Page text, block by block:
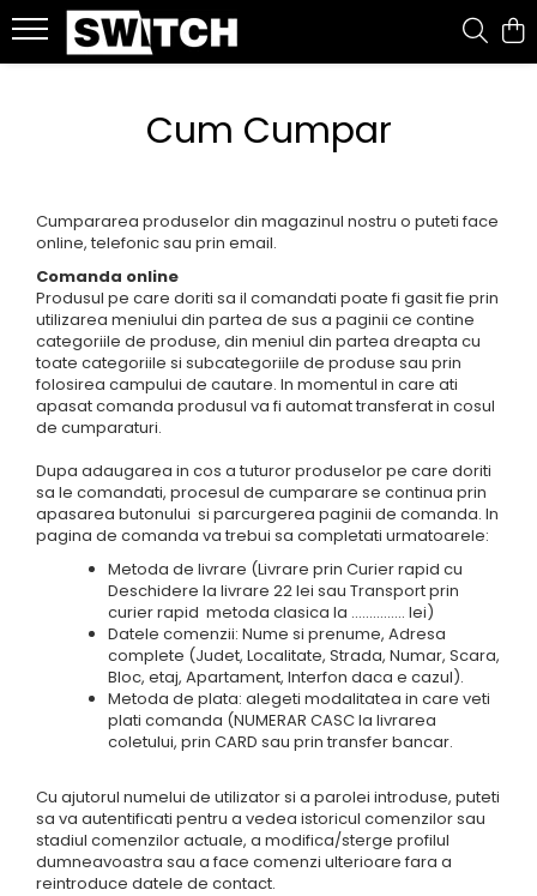
Placi Snowboard
Accesorii snowboard
Bete ski
Accesorii ski tura
Testare schiuri
Placi Splitboard
Protectii
Branturi
Protectii picioare
Incalzitoare
Accesorii incaltaminte
Accesorii personalizare
Intretinere echipament
Mid layer
First layer
Manusi
Sosete
Caciuli
Cagule
Neck-uri
Incaltaminte tenis
Imbracaminte
Sepci
Sosete
Trening tenis
Pantaloni tenis
Fuste tenis
Jachete tenis
Tricouri tenis
Genti tenis
Accesorii tenis
Gripuri & overgripuri
Accesorii teren tenis
Testeaza rachete
Geci
Underwear
Pantaloni alergare
Ochelari de soare
Curele
Lenjerie intima
Incaltaminte
Accesorii diverse
Cum Cumpar
Cumpararea produselor din magazinul nostru o puteti face
online, telefonic sau prin email.
Comanda online
Produsul pe care doriti sa il comandati poate fi gasit fie prin
utilizarea meniului din partea de sus a paginii ce contine
categoriile de produse, din meniul din partea dreapta cu
toate categoriile si subcategoriile de produse sau prin
folosirea campului de cautare. In momentul in care ati
apasat comanda produsul va fi automat transferat in cosul
de cumparaturi.
Dupa adaugarea in cos a tuturor produselor pe care doriti
sa le comandati, procesul de cumparare se continua prin
apasarea butonului si parcurgerea paginii de comanda. In
pagina de comanda va trebui sa completati urmatoarele:
Metoda de livrare (Livrare prin Curier rapid cu
Deschidere la livrare 22 lei sau Transport prin
curier rapid metoda clasica la ............... lei)
Datele comenzii: Nume si prenume, Adresa
complete (Judet, Localitate, Strada, Numar, Scara,
Bloc, etaj, Apartament, Interfon daca e cazul).
Metoda de plata: alegeti modalitatea in care veti
plati comanda (NUMERAR CASC la livrarea
coletului, prin CARD sau prin transfer bancar.
Cu ajutorul numelui de utilizator si a parolei introduse, puteti
sa va autentificati pentru a vedea istoricul comenzilor sau
stadiul comenzilor actuale, a modifica/sterge profilul
dumneavoastra sau a face comenzi ulterioare fara a
reintroduce datele de contact.